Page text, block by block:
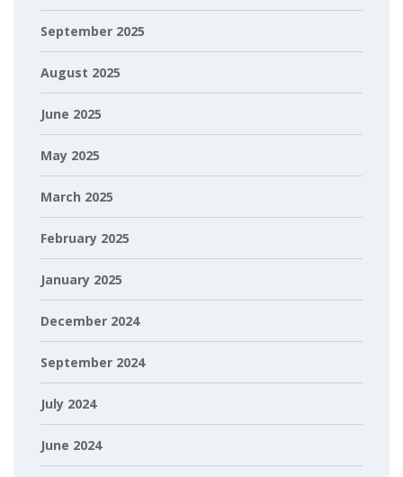
September 2025
August 2025
June 2025
May 2025
March 2025
February 2025
January 2025
December 2024
September 2024
July 2024
June 2024